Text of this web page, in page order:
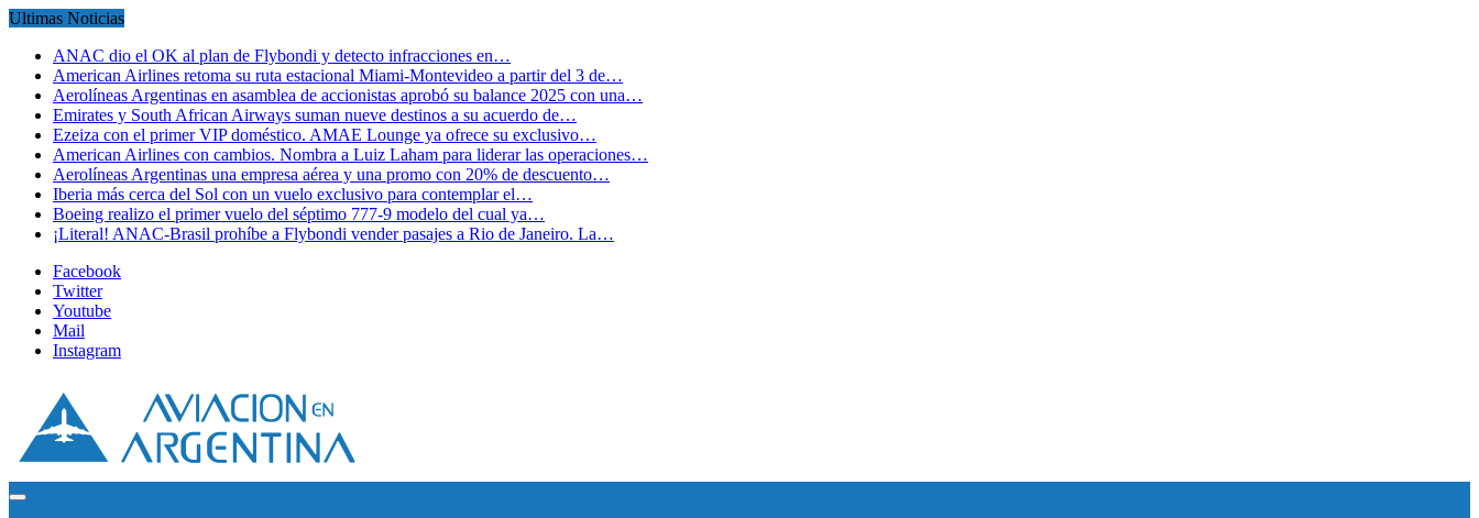
Ultimas Noticias
ANAC dio el OK al plan de Flybondi y detecto infracciones en…
American Airlines retoma su ruta estacional Miami-Montevideo a partir del 3 de…
Aerolíneas Argentinas en asamblea de accionistas aprobó su balance 2025 con una…
Emirates y South African Airways suman nueve destinos a su acuerdo de…
Ezeiza con el primer VIP doméstico. AMAE Lounge ya ofrece su exclusivo…
American Airlines con cambios. Nombra a Luiz Laham para liderar las operaciones…
Aerolíneas Argentinas una empresa aérea y una promo con 20% de descuento…
Iberia más cerca del Sol con un vuelo exclusivo para contemplar el…
Boeing realizo el primer vuelo del séptimo 777-9 modelo del cual ya…
¡Literal! ANAC-Brasil prohíbe a Flybondi vender pasajes a Rio de Janeiro. La…
Facebook
Twitter
Youtube
Mail
Instagram